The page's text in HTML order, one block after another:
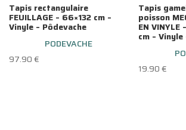
Tapis rectangulaire
FEUILLAGE – 66×132 cm –
Vinyle – Pôdevache
PODEVACHE
97.90€
Tapis
poisson
EN VINYLE
cm –
19.90€